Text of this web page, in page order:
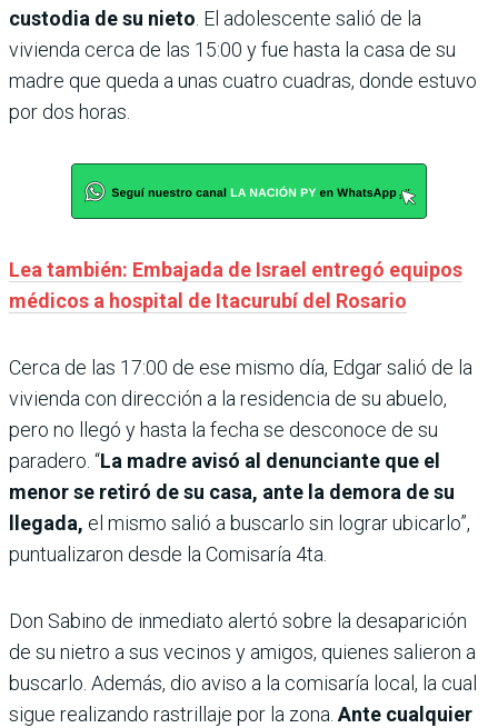
custodia de su nieto . El adolescente salió de la
vivienda cerca de las 15:00 y fue hasta la casa de su
madre que queda a unas cuatro cuadras, donde estuvo
por dos horas.
Lea también: Embajada de Israel entregó equipos
médicos a hospital de Itacurubí del Rosario
Cerca de las 17:00 de ese mismo día, Edgar salió de la
vivienda con dirección a la residencia de su abuelo,
pero no llegó y hasta la fecha se desconoce de su
paradero. “La madre avisó al denunciante que el
menor se retiró de su casa, ante la demora de su
llegada, el mismo salió a buscarlo sin lograr ubicarlo”,
puntualizaron desde la Comisaría 4ta.
Don Sabino de inmediato alertó sobre la desaparición
de su nietro a sus vecinos y amigos, quienes salieron a
buscarlo. Además, dio aviso a la comisaría local, la cual
sigue realizando rastrillaje por la zona. Ante cualquier